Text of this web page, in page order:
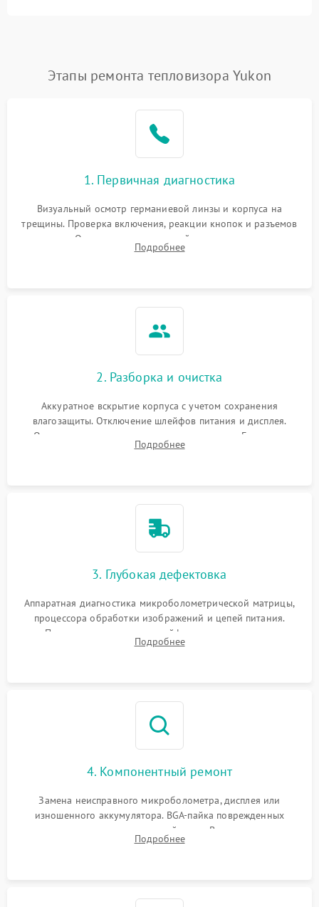
Этапы ремонта тепловизора Yukon
1. Первичная диагностика
Визуальный осмотр германиевой линзы и корпуса на
трещины. Проверка включения, реакции кнопок и разъемов
зарядки. Оценка вывода тепловой сигнатуры на экран,
проверка базовых функций и считывание системных
Подробнее
2. Разборка и очистка
Аккуратное вскрытие корпуса с учетом сохранения
влагозащиты. Отключение шлейфов питания и дисплея.
Очистка внутренних плат от окислов и пыли. Бережная
обработка германиевого объектива специализированными
Подробнее
3. Глубокая дефектовка
Аппаратная диагностика микроболометрической матрицы,
процессора обработки изображений и цепей питания.
Проверка целостности шлейфов, модуля памяти и
интерфейсов связи. Выявление сгоревших SMD-компонентов
Подробнее
4. Компонентный ремонт
Замена неисправного микроболометра, дисплея или
изношенного аккумулятора. BGA-пайка поврежденных
контроллеров на материнской плате. Восстановление
разъемов и кнопок, замена поврежденных элементов
Подробнее